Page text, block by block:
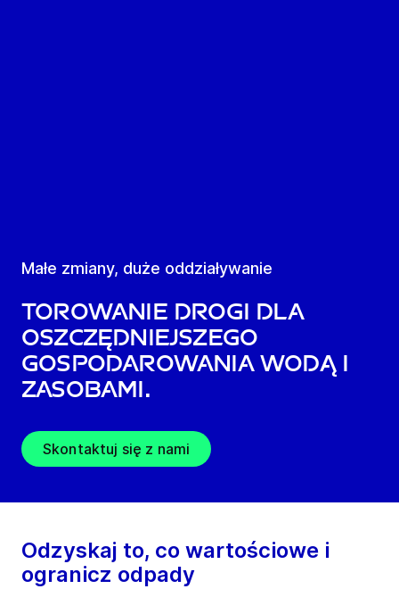
Małe zmiany, duże oddziaływanie
Torowanie drogi dla
oszczędniejszego
gospodarowania wodą i
zasobami.
Skontaktuj się z nami
Odzyskaj to, co wartościowe i
ogranicz odpady